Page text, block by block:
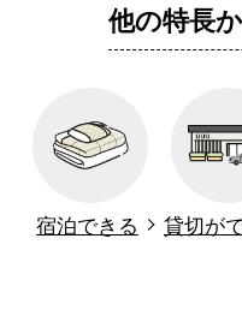
他の特長
宿泊できる 貸切が